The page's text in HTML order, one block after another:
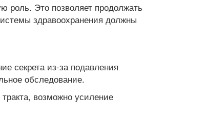
роль. Это позволяет продолжать
здравоохранения должны
секрета из-за подавления
обследование.
возможно усиление